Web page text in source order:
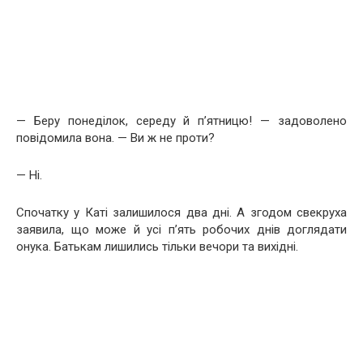
— Беру понеділок, середу й п’ятницю! — задоволено
повідомила вона. — Ви ж не проти?
— Ні.
Спочатку у Каті залишилося два дні. А згодом свекруха
заявила, що може й усі п’ять робочих днів доглядати
онука. Батькам лишились тільки вечори та вихідні.